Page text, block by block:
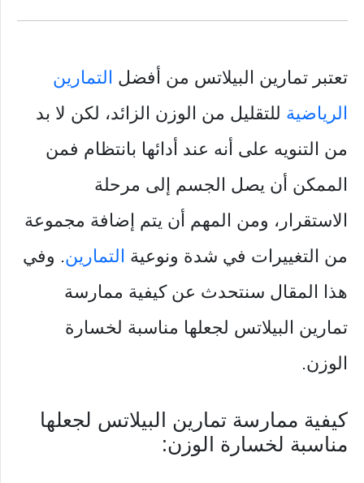
تعتبر تمارين البيلاتس من أفضل التمارين
الرياضية للتقليل من الوزن الزائد، لكن لا بد
من التنويه على أنه عند أدائها بانتظام فمن
الممكن أن يصل الجسم إلى مرحلة
الاستقرار، ومن المهم أن يتم إضافة مجموعة
من التغييرات في شدة ونوعية التمارين. وفي
هذا المقال سنتحدث عن كيفية ممارسة
تمارين البيلاتس لجعلها مناسبة لخسارة
الوزن.
كيفية ممارسة تمارين البيلاتس لجعلها
مناسبة لخسارة الوزن: